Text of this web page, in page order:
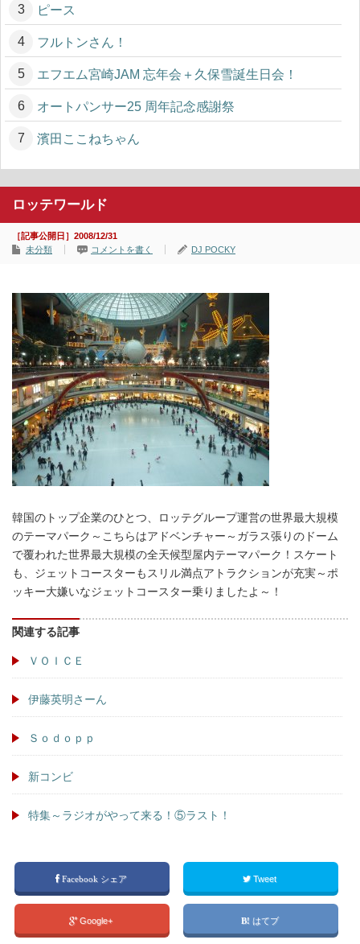
ピース
フルトンさん！
エフエム宮崎JAM 忘年会＋久保雪誕生日会！
オートパンサー25 周年記念感謝祭
濱田ここねちゃん
ロッテワールド
［記事公開日］2008/12/31
未分類
コメントを書く DJ POCKY
韓国のトップ企業のひとつ、ロッテグループ運営の世界最大規模
のテーマパーク～こちらはアドベンチャー～ガラス張りのドーム
で覆われた世界最大規模の全天候型屋内テーマパーク！スケート
も、ジェットコースターもスリル満点アトラクションが充実～ポ
ッキー大嫌いなジェットコースター乗りましたよ～！
関連する記事
ＶＯＩＣＥ
伊藤英明さーん
Ｓｏｄｏｐｐ
新コンビ
特集～ラジオがやって来る！⑤ラスト！
Facebook シェア Tweet
Google+ はてブ